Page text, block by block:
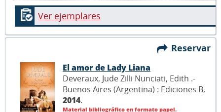
Ver ejemplares
Reservar
El amor de Lady Liana
Deveraux, Jude Zilli Nunciati, Edith .-
Buenos Aires (Argentina) : Ediciones B,
2014.
Material bibliográfico en formato papel.